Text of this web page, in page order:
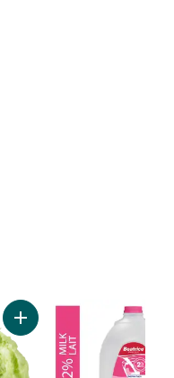
format club au panier
Ajouter Laitue iceberg au